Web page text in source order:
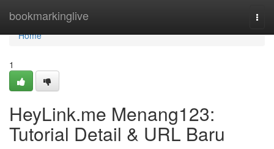
bookmarkinglive
Home
Home
1
HeyLink.me Menang123:
Tutorial Detail & URL Baru